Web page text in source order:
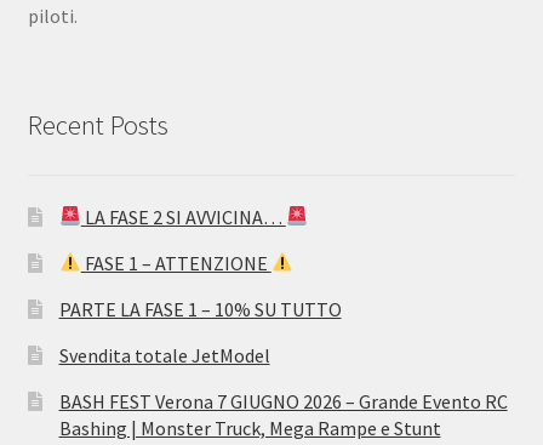
piloti.
Recent Posts
LA FASE 2 SI AVVICINA…
FASE 1 – ATTENZIONE
PARTE LA FASE 1 – 10% SU TUTTO
Svendita totale JetModel
BASH FEST Verona 7 GIUGNO 2026 – Grande Evento RC
Bashing | Monster Truck, Mega Rampe e Stunt